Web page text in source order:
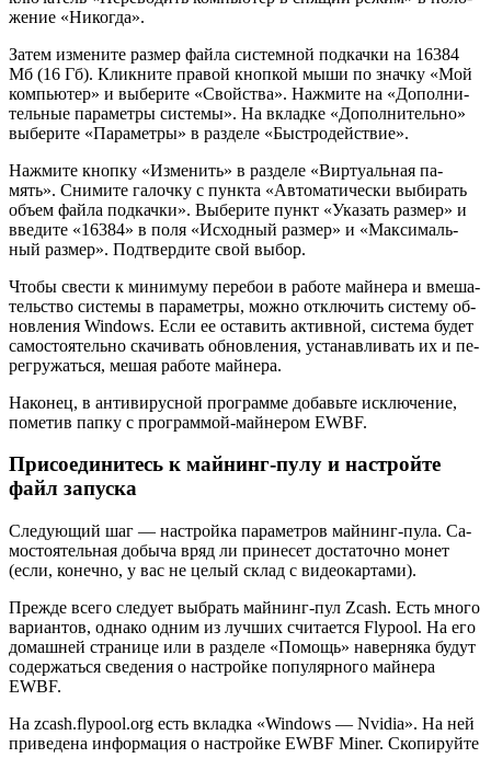
же­ние «Ни­ко­гда».
Затем из­ме­ни­те раз­мер файла си­стем­ной под­кач­ки на 16384
Мб (16 Гб). Клик­ни­те пра­вой кноп­кой мыши по знач­ку «Мой
ком­пью­тер» и вы­бе­ри­те «Свой­ства». На­жми­те на «До­пол­ни­
тель­ные па­ра­мет­ры си­сте­мы». На вклад­ке «До­пол­ни­тель­но»
вы­бе­ри­те «Па­ра­мет­ры» в раз­де­ле «Быст­ро­дей­ствие».
На­жми­те кноп­ку «Из­ме­нить» в раз­де­ле «Вир­ту­аль­ная па­
мять». Сни­ми­те га­лоч­ку с пунк­та «Ав­то­ма­ти­че­ски вы­би­рать
объем файла под­кач­ки». Вы­бе­ри­те пункт «Ука­зать раз­мер» и
вве­ди­те «16384» в поля «Ис­ход­ный раз­мер» и «Мак­си­маль­
ный раз­мер». Под­твер­ди­те свой выбор.
Чтобы све­сти к ми­ни­му­му пе­ре­бои в ра­бо­те май­не­ра и вме­ша­
тель­ство си­сте­мы в па­ра­мет­ры, можно от­клю­чить си­сте­му об­
нов­ле­ния Windows. Если ее оста­вить ак­тив­ной, си­сте­ма будет
са­мо­сто­я­тель­но ска­чи­вать об­нов­ле­ния, уста­нав­ли­вать их и пе­
ре­гру­жать­ся, мешая ра­бо­те май­не­ра.
На­ко­нец, в ан­ти­ви­рус­ной про­грам­ме до­бавь­те ис­клю­че­ние,
по­ме­тив папку с про­грам­мой-май­не­ром EWBF.
Присоединитесь к майнинг-пулу и настройте
файл запуска
Сле­ду­ю­щий шаг — на­строй­ка па­ра­мет­ров май­нинг-пу­ла. Са­
мо­сто­я­тель­ная до­бы­ча вряд ли при­не­сет до­ста­точ­но монет
(если, ко­неч­но, у вас не целый склад с ви­део­кар­та­ми).
Пре­жде всего сле­ду­ет вы­брать май­нинг-пул Zcash. Есть много
ва­ри­ан­тов, од­на­ко одним из луч­ших счи­та­ет­ся Flypool. На его
до­маш­ней стра­ни­це или в раз­де­ле «По­мощь» на­вер­ня­ка будут
со­дер­жать­ся све­де­ния о на­строй­ке по­пу­ляр­но­го май­не­ра
EWBF.
На zcash.flypool.org есть вклад­ка «Windows — Nvidia». На ней
при­ве­де­на ин­фор­ма­ция о на­строй­ке EWBF Miner. Ско­пи­руй­те